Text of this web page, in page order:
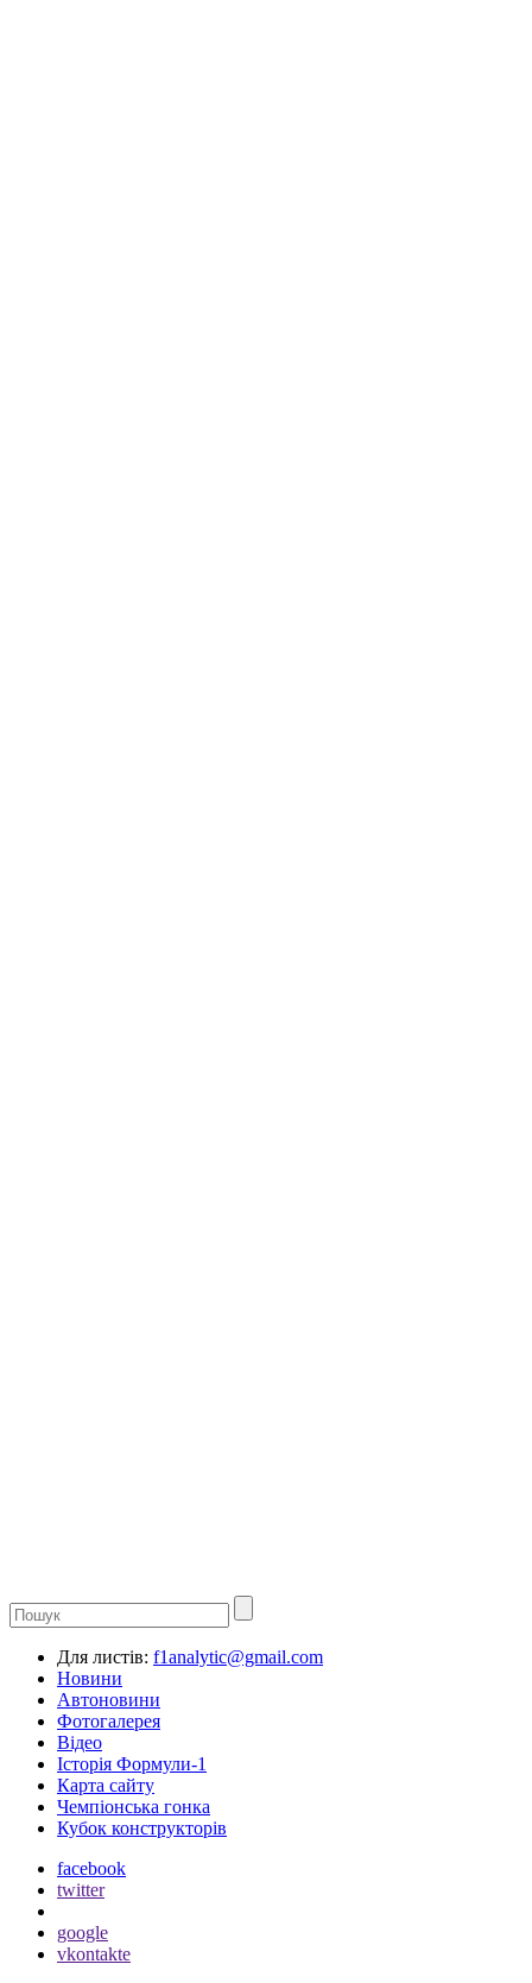
Для листів: f1analytic@gmail.com
Новини
Автоновини
Фотогалерея
Відео
Історія Формули-1
Карта сайту
Чемпіонська гонка
Кубок конструкторів
facebook
twitter
google
vkontakte